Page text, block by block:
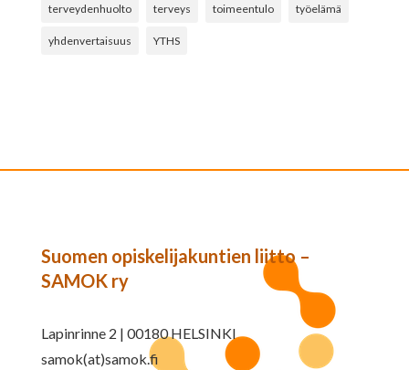
terveydenhuolto terveys toimeentulo työelämä
yhdenvertaisuus YTHS
Suomen opiskelijakuntien liitto –
SAMOK ry
Lapinrinne 2 | 00180 HELSINKI
samok(at)samok.fi